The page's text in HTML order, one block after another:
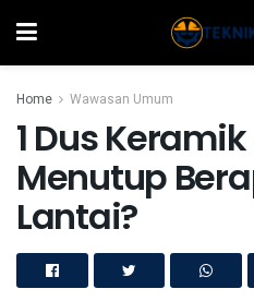
Home Wawasan Umum
1 Dus
Menutup
Lantai?